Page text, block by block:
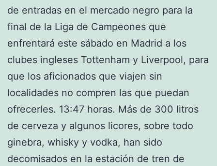
de entradas en el mercado negro para la
final de la Liga de Campeones que
enfrentará este sábado en Madrid a los
clubes ingleses Tottenham y Liverpool, para
que los aficionados que viajen sin
localidades no compren las que puedan
ofrecerles. 13:47 horas. Más de 300 litros
de cerveza y algunos licores, sobre todo
ginebra, whisky y vodka, han sido
decomisados en la estación de tren de